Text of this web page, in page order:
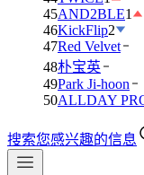
45AND2BLE1
46KickFlip2
47Red Velvet
48朴宝英
49Park Ji-hoon
50ALLDAY
搜索您感兴趣的信息